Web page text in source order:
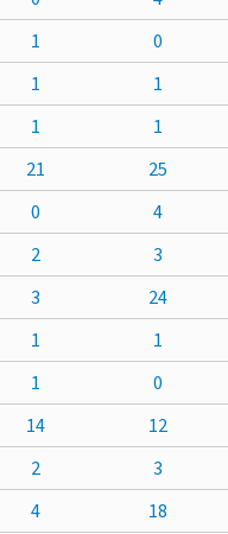
1 0
1 1
1 1
21 25
0 4
2 3
3 24
1 1
1 0
14 12
2 3
4 18